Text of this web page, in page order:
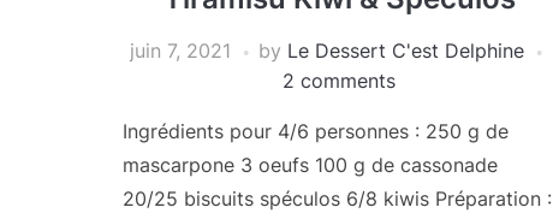
juin 7, 2021 by Le Dessert C'est Delphine
2 comments
Ingrédients pour 4/6 personnes : 250 g de
mascarpone 3 oeufs 100 g de cassonade
20/25 biscuits spéculos 6/8 kiwis Préparation :